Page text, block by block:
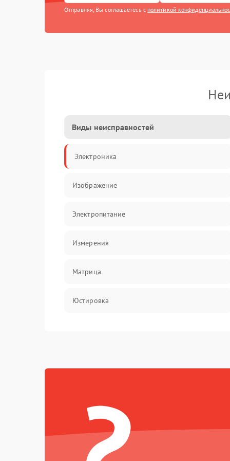
Отправляя, Вы соглашаетесь с политикой
Виды неисправностей
Электроника
Изображение
Электропитание
Измерения
Матрица
Юстировка